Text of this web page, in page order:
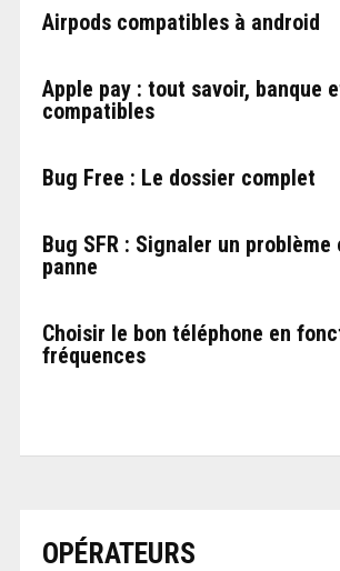
Airpods compatibles à android
Apple pay : tout savoir, banque
compatibles
Bug Free : Le dossier complet
Bug SFR : Signaler un problème
panne
Choisir le bon téléphone en
fréquences
OPÉRATEURS